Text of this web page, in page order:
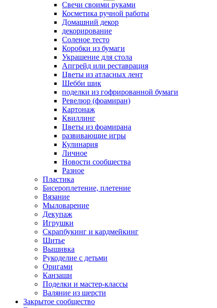
Свечи своими руками
Косметика ручной работы
Домашний декор
декорирование
Соленое тесто
Коробки из бумаги
Украшение для стола
Апгрейд или реставрация
Цветы из атласных лент
Шебби шик
поделки из гофрированной бумаги
Ревелюр (фоамиран)
Картонаж
Квиллинг
Цветы из фоамирана
развивающие игры
Кулинария
Личное
Новости сообщества
Разное
Пластика
Бисероплетение, плетение
Вязание
Мыловарение
Декупаж
Игрушки
Скрапбукинг и кардмейкинг
Шитье
Вышивка
Рукоделие с детьми
Оригами
Канзаши
Поделки и мастер-классы
Валяние из шерсти
Закрытое сообщество